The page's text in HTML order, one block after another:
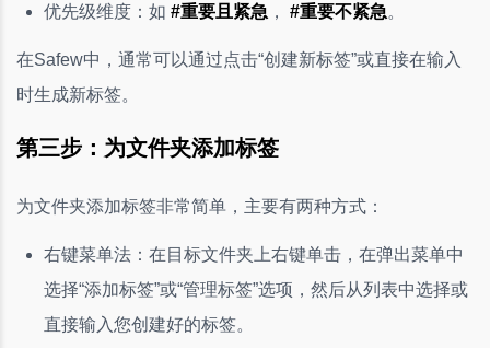
优先级维度：如 #重要且紧急 ， #重要不紧急。
在Safew中，通常可以通过点击“创建新标签”或直接在输入
时生成新标签。
第三步：为文件夹添加标签
为文件夹添加标签非常简单，主要有两种方式：
右键菜单法：在目标文件夹上右键单击，在弹出菜单中
选择“添加标签”或“管理标签”选项，然后从列表中选择或
直接输入您创建好的标签。